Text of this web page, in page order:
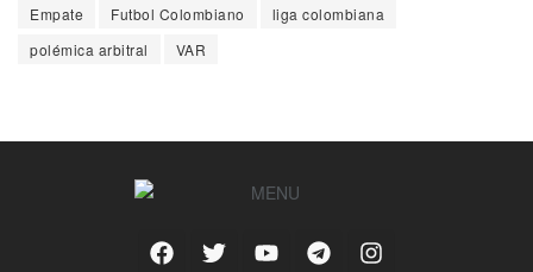
Empate
Futbol Colombiano
liga colombiana
polémica arbitral
VAR